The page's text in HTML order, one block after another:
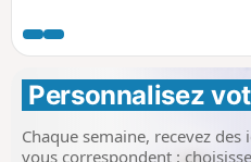
Personnalisez
Chaque semaine, recevez
vous correspondent :